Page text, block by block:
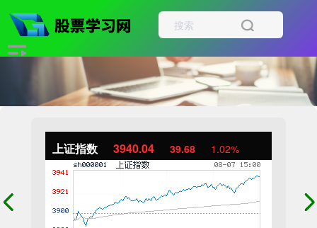
上证指数 3940.04 39.68 1.02%